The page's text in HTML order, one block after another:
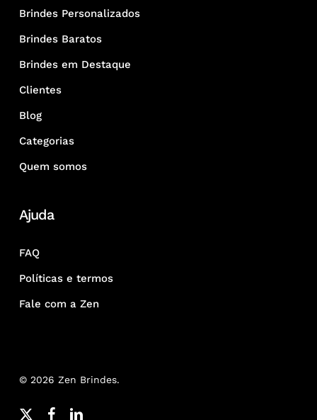
Brindes Personalizados
Brindes Baratos
Brindes em Destaque
Clientes
Blog
Categorias
Quem somos
Ajuda
FAQ
Políticas e termos
Fale com a Zen
© 2026 Zen Brindes.
x- facebooklinkedin